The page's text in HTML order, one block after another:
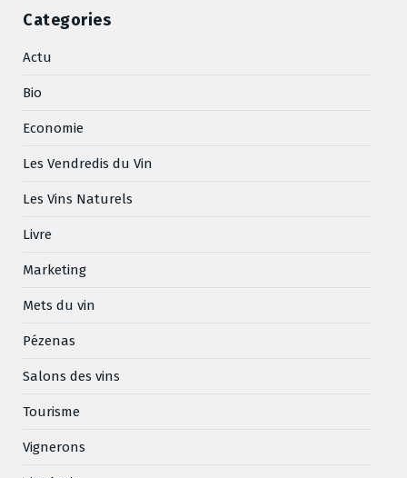
Categories
Actu
Bio
Economie
Les Vendredis du Vin
Les Vins Naturels
Livre
Marketing
Mets du vin
Pézenas
Salons des vins
Tourisme
Vignerons